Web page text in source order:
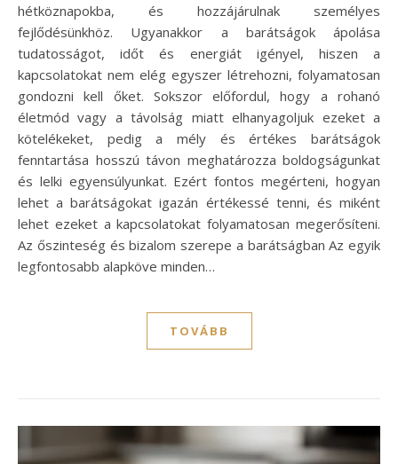
hétköznapokba, és hozzájárulnak személyes
fejlődésünkhöz. Ugyanakkor a barátságok ápolása
tudatosságot, időt és energiát igényel, hiszen a
kapcsolatokat nem elég egyszer létrehozni, folyamatosan
gondozni kell őket. Sokszor előfordul, hogy a rohanó
életmód vagy a távolság miatt elhanyagoljuk ezeket a
kötelékeket, pedig a mély és értékes barátságok
fenntartása hosszú távon meghatározza boldogságunkat
és lelki egyensúlyunkat. Ezért fontos megérteni, hogyan
lehet a barátságokat igazán értékessé tenni, és miként
lehet ezeket a kapcsolatokat folyamatosan megerősíteni.
Az őszinteség és bizalom szerepe a barátságban Az egyik
legfontosabb alapköve minden…
TOVÁBB